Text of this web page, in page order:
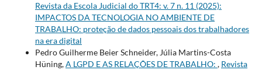
Revista da Escola Judicial do TRT4: v. 7 n. 11 (2025):
IMPACTOS DA TECNOLOGIA NO AMBIENTE DE
TRABALHO: proteção de dados pessoais dos trabalhadores
na era digital
Pedro Guilherme Beier Schneider, Júlia Martins-Costa
Hüning,A LGPD E AS RELAÇÕES DE TRABALHO: , Revista